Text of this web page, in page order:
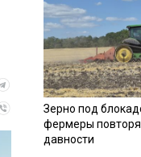
Зерно под
фермеры
давности